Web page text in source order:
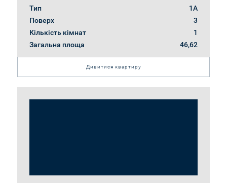
Тип
1А
Поверх
3
Кількість кімнат
1
Загальна площа
46,62
Дивитися квартиру